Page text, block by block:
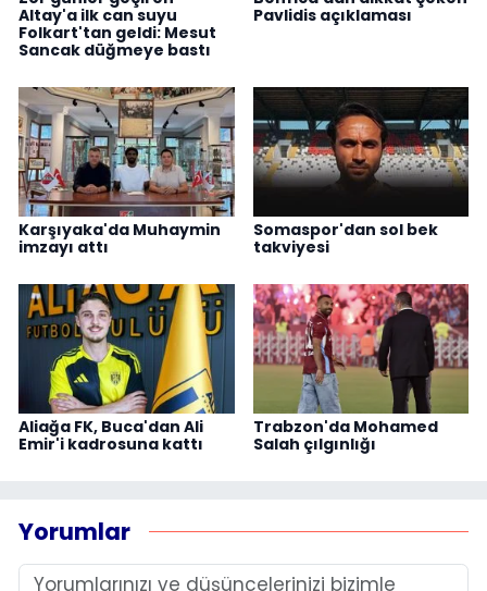
Altay'a ilk can suyu
Folkart'tan geldi: Mesut
Sancak düğmeye bastı
Pavlidis açıklaması
Karşıyaka'da Muhaymin
imzayı attı
Somaspor'dan sol bek
takviyesi
Aliağa FK, Buca'dan Ali
Emir'i kadrosuna kattı
Trabzon'da Mohamed
Salah çılgınlığı
Yorumlar